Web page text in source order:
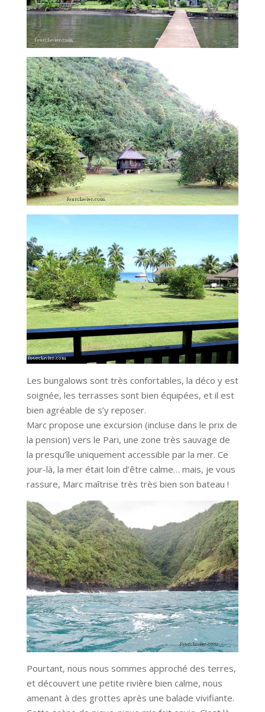
Les bungalows sont très confortables, la déco y est
soignée, les terrasses sont bien équipées, et il est
bien agréable de s’y reposer.
Marc propose une excursion (incluse dans le prix de
la pension) vers le Pari, une zone très sauvage de
la presqu’île uniquement accessible par la mer. Ce
jour-là, la mer était loin d’être calme… mais, je vous
rassure, Marc maîtrise très très bien son bateau !
Pourtant, nous nous sommes approché des terres,
et découvert une petite rivière bien calme, nous
amenant à des grottes après une balade vivifiante.